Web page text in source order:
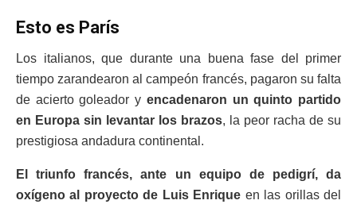
Esto es París
Los italianos, que durante una buena fase del primer
tiempo zarandearon al campeón francés, pagaron su falta
de acierto goleador y encadenaron un quinto partido
en Europa sin levantar los brazos, la peor racha de su
prestigiosa andadura continental.
El triunfo francés, ante un equipo de pedigrí, da
oxígeno al proyecto de Luis Enrique en las orillas del